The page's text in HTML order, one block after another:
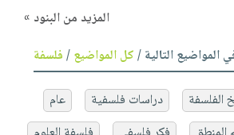
المزيد من البنود »
التالية /كل المواضيع/فلسفة
الفلسفة دراسات فلسفية
عام